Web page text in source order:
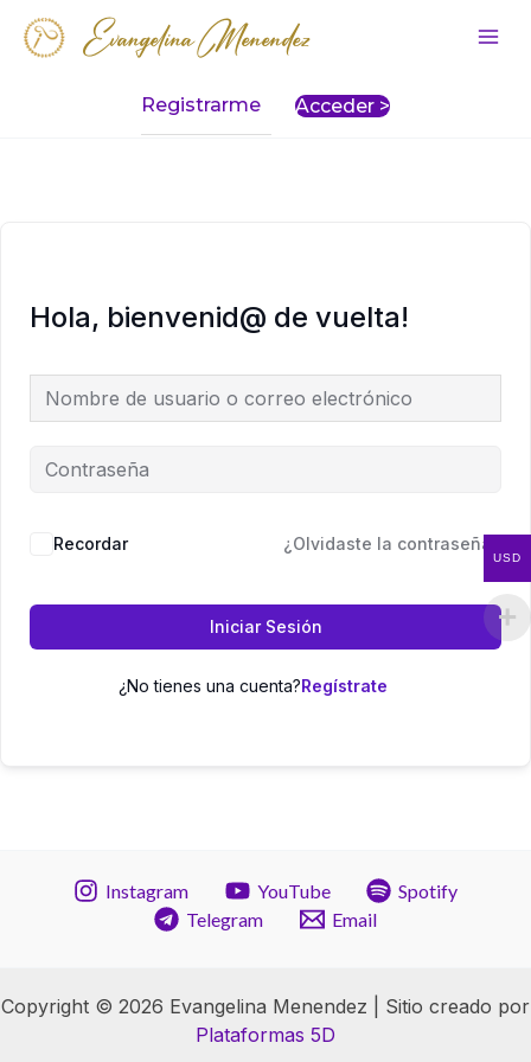
Evangelina Menendez
Registrarme Acceder >
Hola, bienvenid@ de vuelta!
Recordar ¿Olvidaste la contraseña?
Iniciar Sesión
¿No tienes una cuenta?
Instagram YouTube
Spotify
Telegram
Email
Copyright © 2026 Evangelina Menendez | Sitio creado por
Plataformas 5D
USD